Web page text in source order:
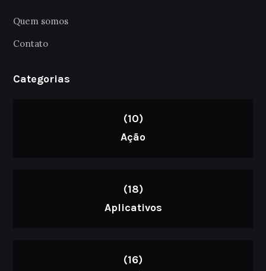
Quem somos
Contato
Categorias
(10)
Ação
(18)
Aplicativos
(16)